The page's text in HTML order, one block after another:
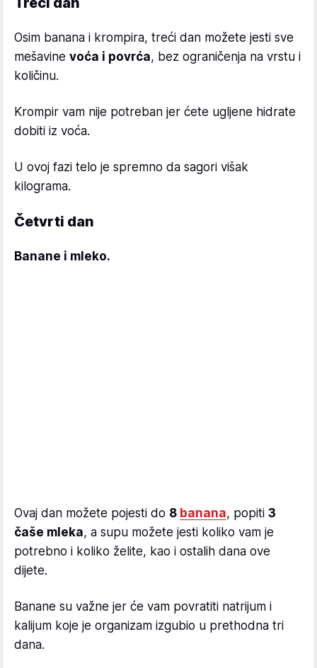
Osim banana i krompira, treći dan možete jesti sve
mešavine voća i povrća, bez ograničenja na vrstu i
količinu.
Krompir vam nije potreban jer ćete ugljene hidrate
dobiti iz voća.
U ovoj fazi telo je spremno da sagori višak
kilograma.
Četvrti dan
Banane i mleko.
Ovaj dan možete pojesti do 8 banana, popiti 3
čaše mleka, a supu možete jesti koliko vam je
potrebno i koliko želite, kao i ostalih dana ove
dijete.
Banane su važne jer će vam povratiti natrijum i
kalijum koje je organizam izgubio u prethodna tri
dana.